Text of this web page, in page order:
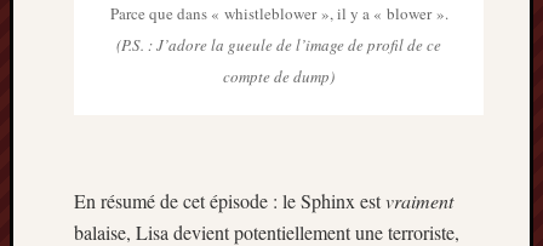
Parce que dans « whistleblower », il y a « blower ».
(P.S. : J’adore la gueule de l’image de profil de ce
compte de dump)
En résumé de cet épisode : le Sphinx estvraiment
balaise, Lisa devient potentiellement une terroriste,